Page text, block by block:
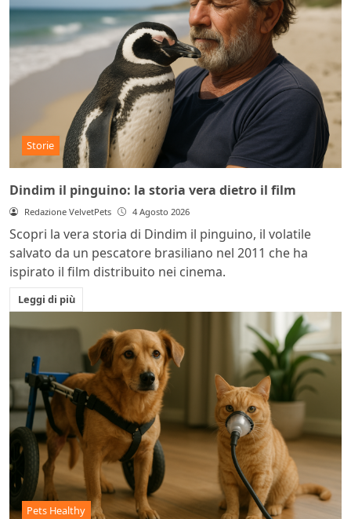
Storie
Dindim il pinguino: la storia vera dietro il film
Redazione VelvetPets 4 Agosto 2026
Scopri la vera storia di Dindim il pinguino, il volatile
salvato da un pescatore brasiliano nel 2011 che ha
ispirato il film distribuito nei cinema.
Leggi di più
Pets Healthy